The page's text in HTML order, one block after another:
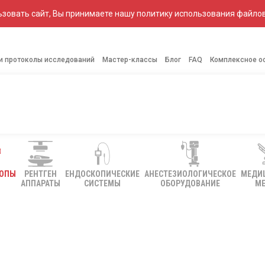
сайт, Вы принимаете нашу политику использования
протоколы исследований Мастер-классы Блог FAQ Комплексное
РЕНТГЕН
АППАРАТЫ
ЕНДОСКОПИЧЕСКИЕ
СИСТЕМЫ
АНЕСТЕЗИОЛОГИЧЕСКОЕ
ОБОРУДОВАНИЕ